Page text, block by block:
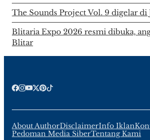
The Sounds Project Vol. 9 digelar di
Blitaria Expo 2026 resmi dibuka,
Blitar
About AuthorDisclaimerInfo Iklan
Pedoman Media SiberTentang Kami